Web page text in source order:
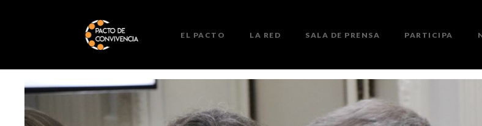
EL PACTO LA RED SALA DE PRENSA PARTICIPA